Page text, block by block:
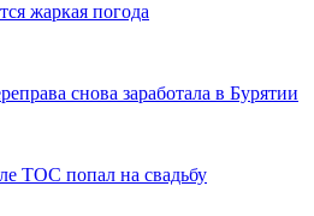
жаркая погода
снова заработала в Бурятии
ТОС попал на свадьбу